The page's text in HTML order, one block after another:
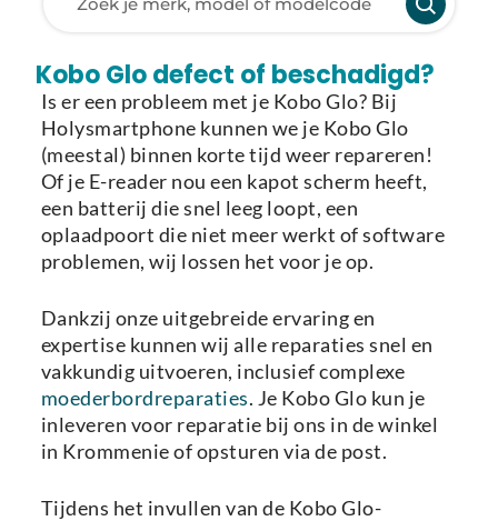
Kobo Glo defect of beschadigd?
Is er een probleem met je Kobo Glo? Bij
Holysmartphone kunnen we je Kobo Glo
(meestal) binnen korte tijd weer repareren!
Of je E-reader nou een kapot scherm heeft,
een batterij die snel leeg loopt, een
oplaadpoort die niet meer werkt of software
problemen, wij lossen het voor je op.
Dankzij onze uitgebreide ervaring en
expertise kunnen wij alle reparaties snel en
vakkundig uitvoeren, inclusief complexe
moederbordreparaties. Je Kobo Glo kun je
inleveren voor reparatie bij ons in de winkel
in Krommenie of opsturen via de post.
Tijdens het invullen van de Kobo Glo-